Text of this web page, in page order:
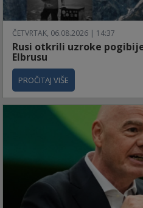
ČETVRTAK, 06.08.2026 | 14:37
Rusi otkrili uzroke
Elbrusu
PROČITAJ VIŠE